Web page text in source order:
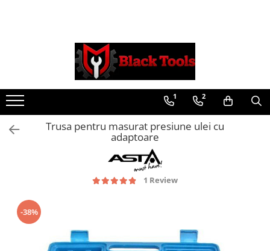
Scule Service Auto
Chei Si Truse De Chei
Chei combinate
Chei Combinate Cu Clichet
Chei Cotite
Clesti pentru sigurante
Clesti reglabili pentru tevi
Clesti service auto
1 2
Trusa pentru masurat presiune ulei cu
adaptoare
1 Review
-38%